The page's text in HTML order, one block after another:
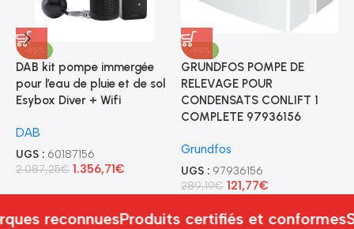
-35%
DAB kit pompe immergée
pour l’eau de pluie et de sol
Esybox Diver + Wifi
DAB
UGS : 60187156
2.087,25€ 1.356,71€
-58%
GRUNDFOS POMPE DE
RELEVAGE POUR
CONDENSATS CONLIFT 1
COMPLETE 97936156
Grundfos
UGS : 97936156
289,19€ 121,77€
reconnuesProduits certifiés et conformes